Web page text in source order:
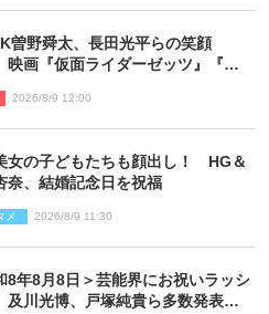
曽野舜太、長田光平らの笑顔
画『仮面ライダーゼッツ』『超
ト到着
2026/8/9 12:00
女の子どもたちも顔出し！ HG＆
奈、結婚記念日を祝福
メ 2026/8/9 11:30
8年8月8日＞芸能界にお祝いラッシ
川光博、戸塚純貴ら多数発表結